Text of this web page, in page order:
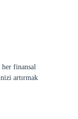
finansal
artırmak